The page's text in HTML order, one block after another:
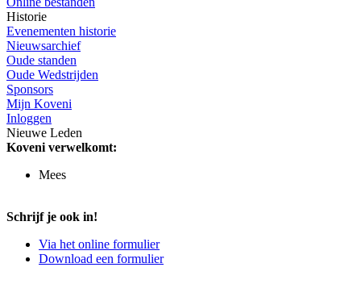
Historie
Evenementen historie
Nieuwsarchief
Oude standen
Oude Wedstrijden
Sponsors
Mijn Koveni
Inloggen
Nieuwe Leden
Koveni verwelkomt:
Mees
Schrijf je ook in!
Via het online formulier
Download een formulier